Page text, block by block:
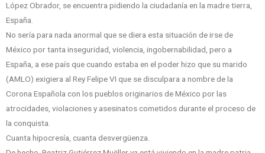
López Obrador, se encuentra pidiendo la ciudadanía en la madre tierra,
España.
No sería para nada anormal que se diera esta situación de irse de
México por tanta inseguridad, violencia, ingobernabilidad, pero a
España, a ese país que cuando estaba en el poder hizo que su marido
(AMLO) exigiera al Rey Felipe VI que se disculpara a nombre de la
Corona Española con los pueblos originarios de México por las
atrocidades, violaciones y asesinatos cometidos durante el proceso de
la conquista.
Cuanta hipocresía, cuanta desvergüenza.